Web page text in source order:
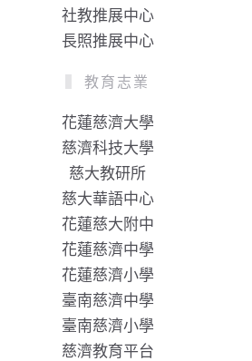
社教推展中心
長照推展中心
教育志業
花蓮慈濟大學
慈濟科技大學
慈大教研所
慈大華語中心
花蓮慈大附中
花蓮慈濟中學
花蓮慈濟小學
臺南慈濟中學
臺南慈濟小學
慈濟教育平台